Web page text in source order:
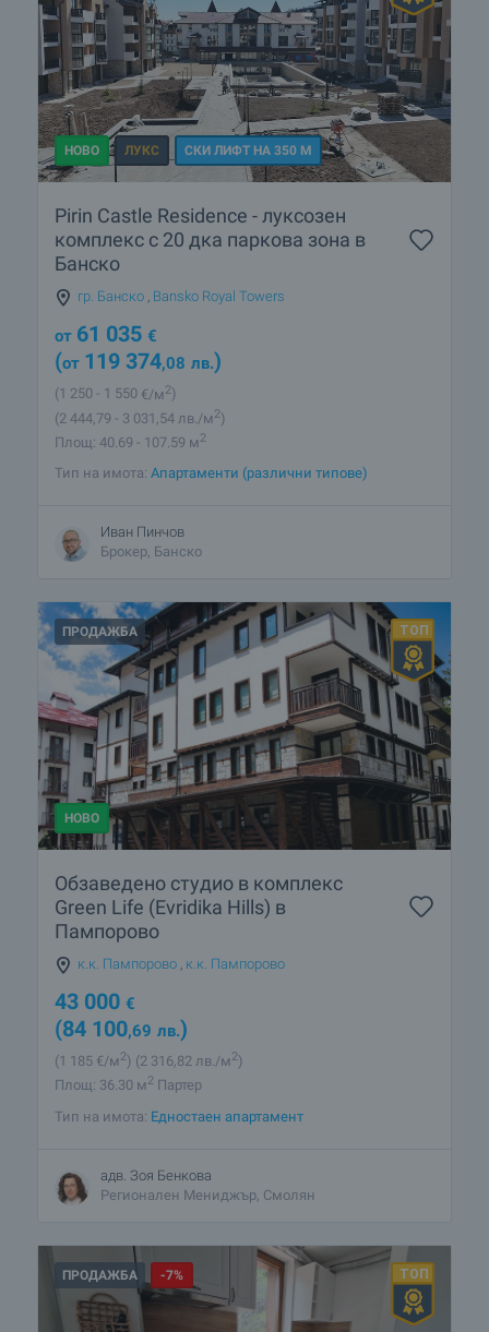
НОВО ЛУКС СКИ ЛИФТ НА 350 М
Pirin Castle Residence - луксозен
комплекс с 20 дка паркова зона в
Банско
гр. Банско , Bansko Royal Towers
от 61 035 €
(от 119 374,08 лв.)
(1 250 - 1 550 €/м2)
(2 444 ,79 - 3 031 ,54 лв./м2)
Площ: 40.69 - 107.59 м2
Тип на имота: Апартаменти (различни типове)
Иван Пинчов
Брокер, Банско
ПРОДАЖБА
НОВО
Обзаведено студио в комплекс
Green Life (Evridika Hills) в
Пампорово
к.к. Пампорово , к.к. Пампорово
43 000 €
(84 100,69 лв.)
(1 185 €/м2) (2 316,82 лв./м2)
Площ: 36.30 м2 Партер
Тип на имота: Едностаен апартамент
адв. Зоя Бенкова
Регионален Мениджър, Смолян
ПРОДАЖБА -7%